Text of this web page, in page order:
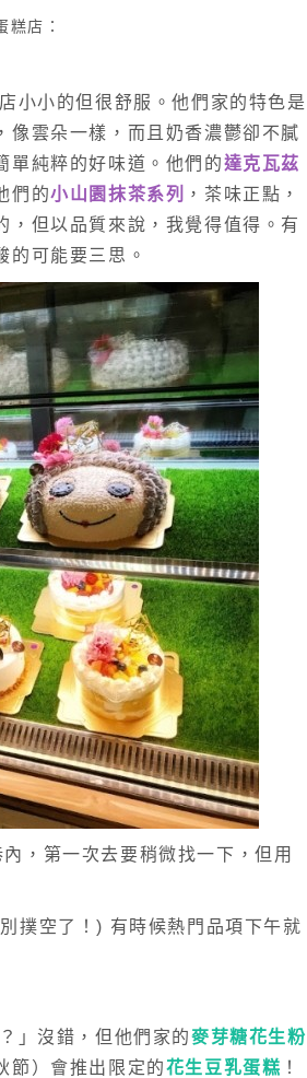
店：
小小的但很舒服。他們家的特色是
像雲朵一樣，而且奶香濃鬱卻不膩
單純粹的好味道。他們的達克瓦茲
們的小山園抹茶系列
，茶味正點，
，但以品質來說，我覺得值得。有
的可能要三思。
，第一次去要稍微找一下，但用
撲空了！) 有時候熱門品項下午就
」沒錯，但他們家的麥芽糖花生粉
節）會推出限定的花生豆乳蛋糕 ！